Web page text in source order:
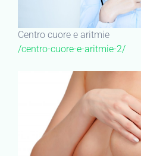
Centro cuore e aritmie
/centro-cuore-e-aritmie-2/